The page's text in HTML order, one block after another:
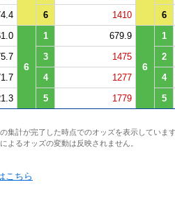
6 1410 6
6
1 679.9
6
1
3 1475
2
4 1277
4
5 1779 5
集計が完了した時点でのオッズを表示していま
よるオッズの変動は反映されません。
こちら